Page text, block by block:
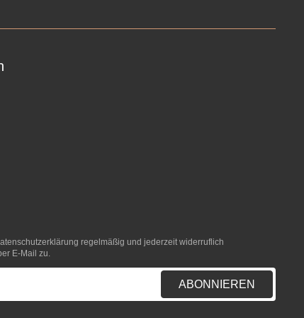
regelmäßig und jederzeit widerruflich
E-Mail zu.
ABONNIEREN